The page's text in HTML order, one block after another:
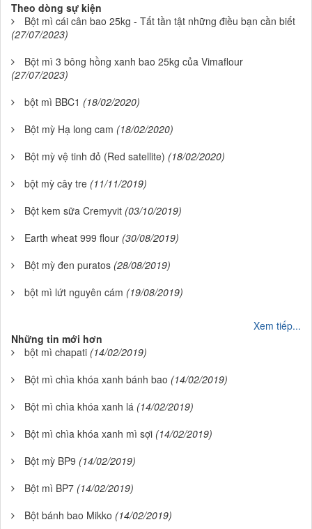
Theo dòng sự kiện
Bột mì cái cân bao 25kg - Tất tần tật những điều bạn cần biết
(27/07/2023)
Bột mì 3 bông hồng xanh bao 25kg của Vimaflour
(27/07/2023)
bột mì BBC1 (18/02/2020)
Bột mỳ Hạ long cam (18/02/2020)
Bột mỳ vệ tinh đỏ (Red satellite) (18/02/2020)
bột mỳ cây tre (11/11/2019)
Bột kem sữa Cremyvit (03/10/2019)
Earth wheat 999 flour (30/08/2019)
Bột mỳ đen puratos (28/08/2019)
bột mì lứt nguyên cám (19/08/2019)
Xem tiếp...
Những tin mới hơn
bột mì chapati (14/02/2019)
Bột mì chìa khóa xanh bánh bao (14/02/2019)
Bột mì chìa khóa xanh lá (14/02/2019)
Bột mì chìa khóa xanh mì sợi (14/02/2019)
Bột mỳ BP9 (14/02/2019)
Bột mì BP7 (14/02/2019)
Bột bánh bao Mikko (14/02/2019)